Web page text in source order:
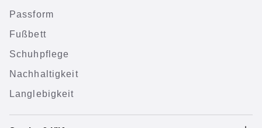
Passform
Fußbett
Schuhpflege
Nachhaltigkeit
Langlebigkeit